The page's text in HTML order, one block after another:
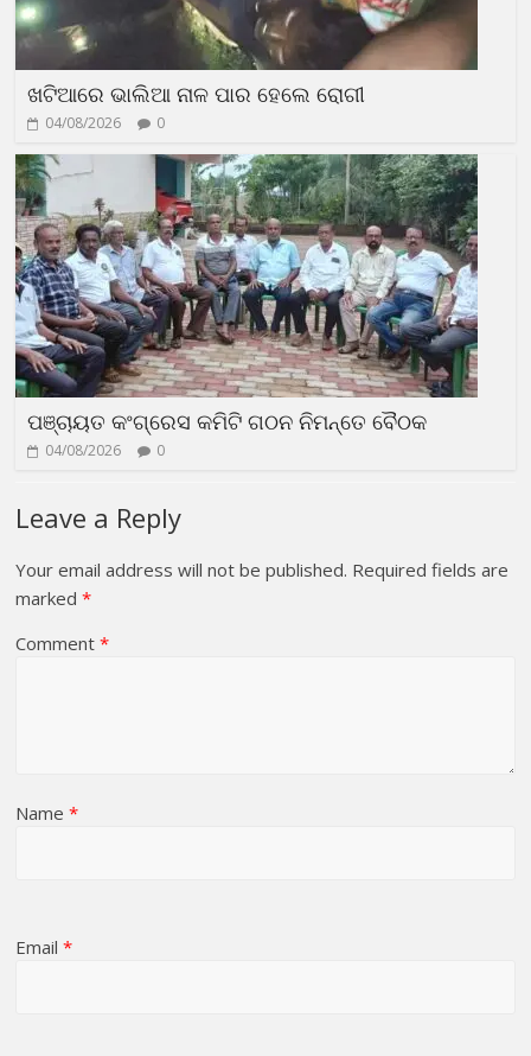
ଖଟିଆରେ ଭାଲିଆ ନାଳ ପାର ହେଲେ ରୋଗୀ
04/08/2026 0
ପଞ୍ଚାୟତ କଂଗ୍ରେସ କମିଟି ଗଠନ ନିମନ୍ତେ ବୈଠକ
04/08/2026 0
Leave a Reply
Your email address will not be published. Required fields are
marked*
Comment*
Name*
Email*